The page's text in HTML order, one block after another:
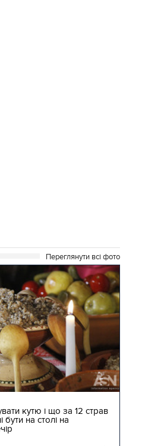
Переглянути всі фото
кутю і що за 12 страв
бути на столі на